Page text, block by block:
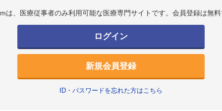
は、医療従事者のみ利用可能な医療専門サイトです。会員登録は無
ログイン
新規会員登録
ID・パスワードを忘れた方はこちら